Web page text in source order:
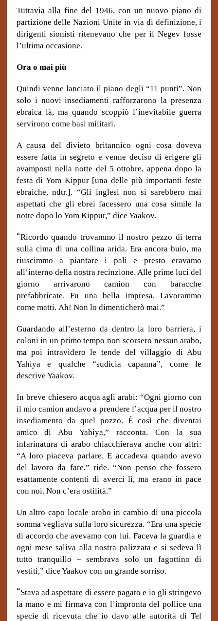
Tuttavia alla fine del 1946, con un nuovo piano di
partizione delle Nazioni Unite in via di definizione, i
dirigenti sionisti ritenevano che per il Negev fosse
l’ultima occasione.
Ora o mai più
Quindi venne lanciato il piano degli “11 punti”. Non
solo i nuovi insediamenti rafforzarono la presenza
ebraica là, ma quando scoppiò l’inevitabile guerra
servirono come basi militari.
A causa del divieto britannico ogni cosa doveva
essere fatta in segreto e venne deciso di erigere gli
avamposti nella notte del 5 ottobre, appena dopo la
festa di Yom Kippur [una delle più importanti feste
ebraiche, ndtr.]. “Gli inglesi non si sarebbero mai
aspettati che gli ebrei facessero una cosa simile la
notte dopo lo Yom Kippur,” dice Yaakov.
“Ricordo quando trovammo il nostro pezzo di terra
sulla cima di una collina arida. Era ancora buio, ma
riuscimmo a piantare i pali e presto eravamo
all’interno della nostra recinzione. Alle prime luci del
giorno arrivarono camion con baracche
prefabbricate.Fu una bella impresa. Lavorammo
come matti. Ah! Non lo dimenticherò mai.”
Guardando all’esterno da dentro la loro barriera, i
coloni in un primo tempo non scorsero nessun arabo,
ma poi intravidero le tende del villaggio di Abu
Yahiya e qualche “sudicia capanna”, come le
descrive Yaakov.
In breve chiesero acqua agli arabi: “Ogni giorno con
il mio camion andavo a prendere l’acqua per il nostro
insediamento da quel pozzo. É così che diventai
amico di Abu Yahiya,” racconta. Con la sua
infarinatura di arabo chiacchierava anche con altri:
“A loro piaceva parlare. E accadeva quando avevo
del lavoro da fare,” ride. “Non penso che fossero
esattamente contenti di averci lì, ma erano in pace
con noi. Non c’era ostilità.”
Un altro capo locale arabo in cambio di una piccola
somma vegliava sulla loro sicurezza. “Era una specie
di accordo che avevamo con lui. Faceva la guardia e
ogni mese saliva alla nostra palizzata e si sedeva lì
tutto tranquillo – sembrava solo un fagottino di
vestiti,” dice Yaakov con un grande sorriso.
“Stava ad aspettare di essere pagato e io gli stringevo
la mano e mi firmava con l’impronta del pollice una
specie di ricevuta che io davo alle autorità di Tel